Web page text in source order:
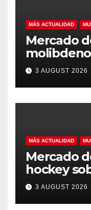
MÁS ACTUALIDAD
Mercado
del
Análisis
2035
3 AUGUST 2026
MÁS ACTUALIDAD
Mercado
hockey
Tamaño
3 AUGUST 2026